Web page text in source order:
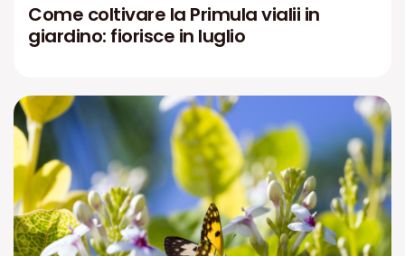
Come coltivare la Primula vialii in
giardino: fiorisce in luglio